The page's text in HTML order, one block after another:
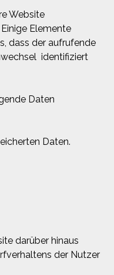
Website
Elemente
dass der aufrufende
identifiziert
Daten
Daten.
darüber hinaus
der Nutzer